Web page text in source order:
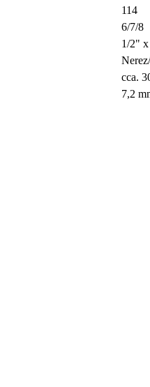
114
6/7/8
1/2"
cca.
7,2